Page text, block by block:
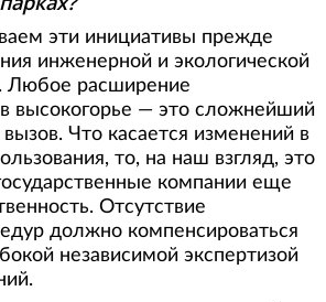
эти инициативы прежде
инженерной и экологической
Любое расширение
высокогорье — это сложнейший
Что касается изменений в
то, на наш взгляд, это
компании еще
Отсутствие
должно компенсироваться
независимой экспертизой